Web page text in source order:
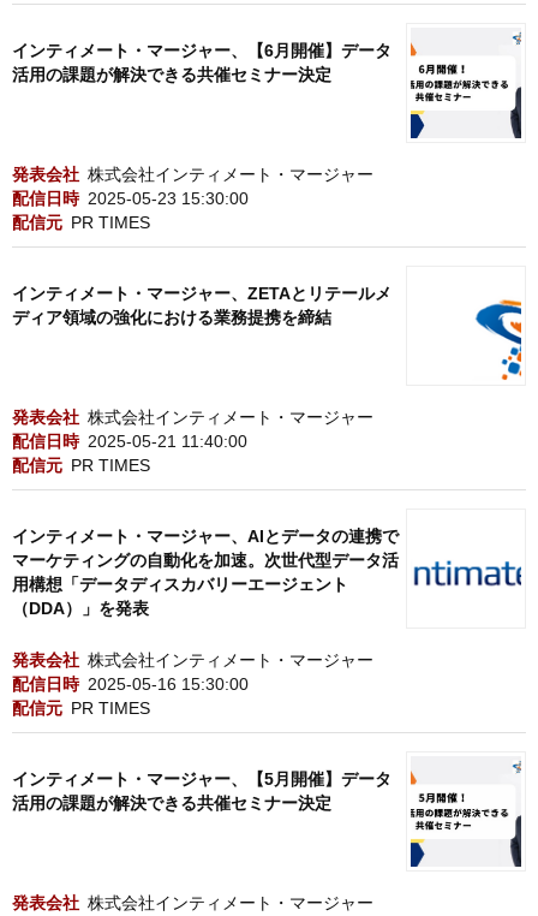
インティメート・マージャー、【6月開催】データ
活用の課題が解決できる共催セミナー決定
発表会社 株式会社インティメート・マージャー
配信日時 2025-05-23 15:30:00
配信元 PR TIMES
インティメート・マージャー、ZETAとリテールメ
ディア領域の強化における業務提携を締結
発表会社 株式会社インティメート・マージャー
配信日時 2025-05-21 11:40:00
配信元 PR TIMES
インティメート・マージャー、AIとデータの連携で
マーケティングの自動化を加速。次世代型データ活
用構想「データディスカバリーエージェント
（DDA）」を発表
発表会社 株式会社インティメート・マージャー
配信日時 2025-05-16 15:30:00
配信元 PR TIMES
インティメート・マージャー、【5月開催】データ
活用の課題が解決できる共催セミナー決定
発表会社 株式会社インティメート・マージャー